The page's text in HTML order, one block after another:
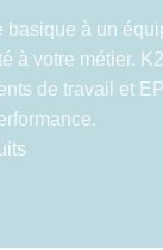
basique à un
à votre métier.
de travail et